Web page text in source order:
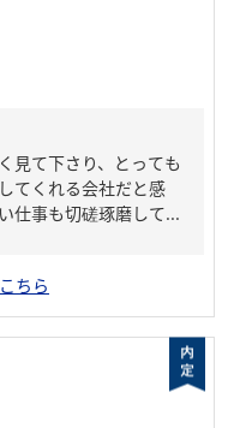
見て下さり、とっても
てくれる会社だと感
仕事も切磋琢磨して...
ちら